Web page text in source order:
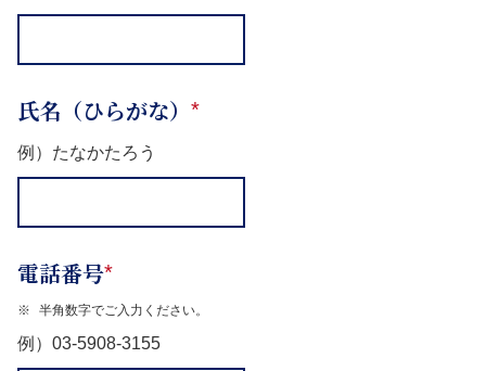
氏名（ひらがな） *
例）たなかたろう
電話番号*
※ 半角数字でご入力ください。
例）03-5908-3155